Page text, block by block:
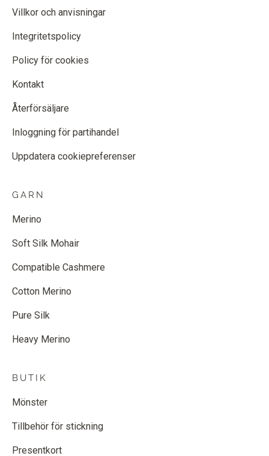
Villkor och anvisningar
Integritetspolicy
Policy för cookies
Kontakt
Återförsäljare
Inloggning för partihandel
Uppdatera cookiepreferenser
GARN
Merino
Soft Silk Mohair
Compatible Cashmere
Cotton Merino
Pure Silk
Heavy Merino
BUTIK
Mönster
Tillbehör för stickning
Presentkort